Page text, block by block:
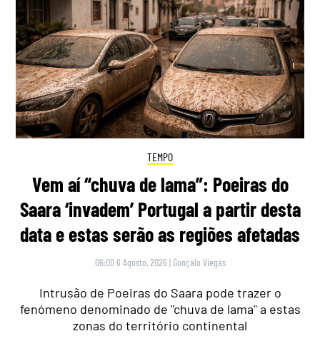
TEMPO
Vem aí “chuva de lama”: Poeiras do
Saara ‘invadem’ Portugal a partir desta
data e estas serão as regiões afetadas
06:00 6 Agosto, 2026 | Gonçalo Viegas
Intrusão de Poeiras do Saara pode trazer o
fenómeno denominado de "chuva de lama" a estas
zonas do território continental